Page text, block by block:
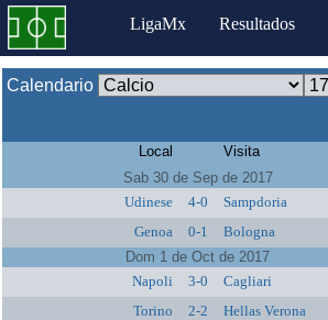
LigaMx Resultados
Calendario
Local Visita
Sab 30 de Sep de 2017
Udinese
4-0 Sampdoria
Genoa
0-1 Bologna
Dom 1 de Oct de 2017
Napoli
3-0 Cagliari
Torino
2-2 Hellas Verona